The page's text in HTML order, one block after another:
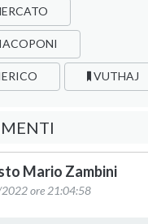
VUTHAJ
Mario Zambini
ore 21:04:58